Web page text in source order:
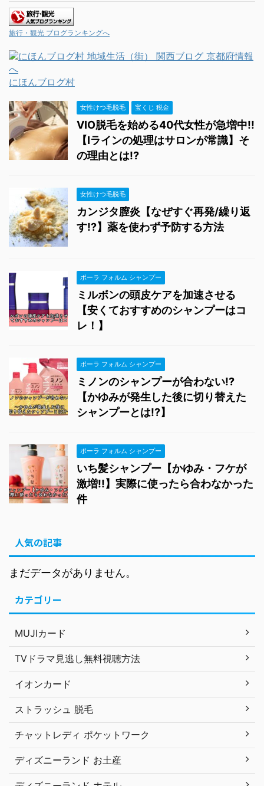
旅行・観光 ブログランキングへ
にほんブログ村
女性けつ毛脱毛 宝くじ 税金
VIO脱毛を始める40代女性が急増中!!
【Iラインの処理はサロンが常識】そ
の理由とは!?
女性けつ毛脱毛
カンジタ膣炎【なぜすぐ再発/繰り返
す!?】薬を使わず予防する方法
ポーラ フォルム シャンプー
ミルボンの頭皮ケアを加速させる
【安くておすすめのシャンプーはコ
レ！】
ポーラ フォルム シャンプー
ミノンのシャンプーが合わない!?
【かゆみが発生した後に切り替えた
シャンプーとは!?】
ポーラ フォルム シャンプー
いち髪シャンプー【かゆみ・フケが
激増!!】実際に使ったら合わなかった
件
人気の記事
まだデータがありません。
カテゴリー
MUJIカード
TVドラマ見逃し無料視聴方法
イオンカード
ストラッシュ 脱毛
チャットレディ ポケットワーク
ディズニーランド お土産